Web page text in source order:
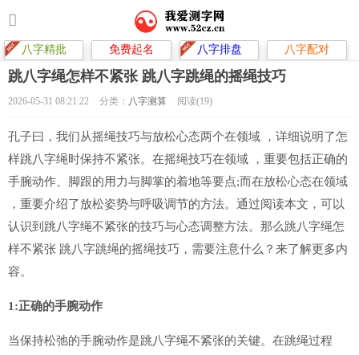
八字精批 免费起名 八字排盘 八字配对
跳八字绳怎样不紧张 跳八字跳绳的摇绳技巧
2026-05-31 08:21:22 分类： 八字测算 阅读(19)
孔子曰，我们从摇绳技巧与放松心态两个在领域 ，详细说明了怎
样跳八字绳时保持不紧张。在摇绳技巧在领域 ，重要包括正确的
手腕动作、脚跟的用力与脚掌的着地等要点;而在放松心态在领域
，重要介绍了放松姿势与呼吸调节的方法。通过阅读本文，可以
认识到跳八字绳不紧张的技巧与心态调整方法。那么跳八字绳怎
样不紧张 跳八字跳绳的摇绳技巧，需要注意什么？来了解更多内
容。
1:正确的手腕动作
当保持松弛的手腕动作是跳八字绳不紧张的关键。在跳绳过程